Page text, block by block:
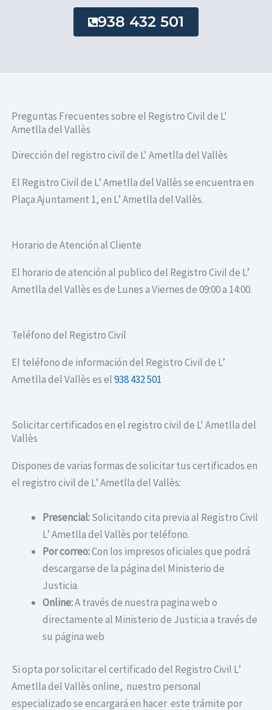
938 432 501
Preguntas Frecuentes sobre el Registro Civil de L'
Ametlla del Vallès
Dirección del registro civil de L' Ametlla del Vallès
El Registro Civil de L’ Ametlla del Vallès se encuentra en
Plaça Ajuntament 1, en L’ Ametlla del Vallès.
Horario de Atención al Cliente
El horario de atención al publico del Registro Civil de L’
Ametlla del Vallès es de Lunes a Viernes de 09:00 a 14:00.
Teléfono del Registro Civil
El teléfono de información del Registro Civil de L’
Ametlla del Vallès es el938 432 501
Solicitar certificados en el registro civil de L' Ametlla del
Vallès
Dispones de varias formas de solicitar tus certificados en
el registro civil de L’ Ametlla del Vallès:
Presencial:Solicitando cita previa al Registro Civil
L’ Ametlla del Vallès por teléfono.
Por correo:Con los impresos oficiales que podrá
descargarse de la página del Ministerio de
Justicia.
Online:A través de nuestra pagina web o
directamente al Ministerio de Justicia a través de
su página web
Si opta por solicitar el certificado del Registro Civil L’
Ametlla del Vallès online, nuestro personal
especializado se encargará en hacer este trámite por